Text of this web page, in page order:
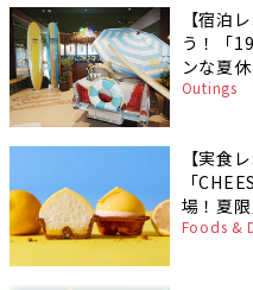
【宿泊
う！「
ンな夏
Outings
【実食
「
場！夏
Foods &